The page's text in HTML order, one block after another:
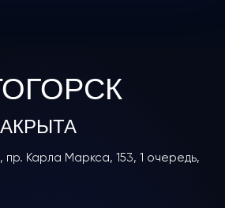
пр. Карла Маркса, 153, 1 очередь,